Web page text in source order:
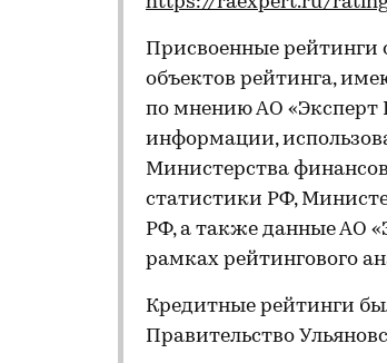
Присвоенные
объектов рейтинга,
по мнению АО
информации,
Министерства
статистики РФ,
РФ, а также данные АО
рамках рейтингового
Кредитные рейтинги
Правительство